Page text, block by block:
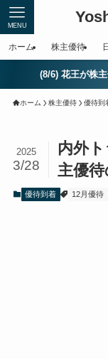
MENU
ホーム 株主優待
(8/6) 花王が株
ホーム 株主優待 優待到
内外
主優
2025
3/28
優待到着 12月優待